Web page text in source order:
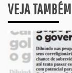
VEJA TAMBÉM